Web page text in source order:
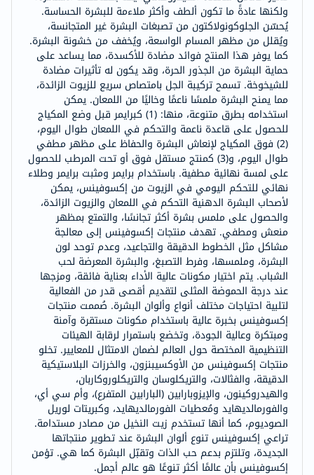
ولكنها عادةً ما تكون ألطف وأكثر ملاءمة للبشرة الحساسة.
يُحسّن الجلوكونولاكتون من تصبغات البشرة غير المتجانسة،
ويُقلل من مظهر المسام الواسعة، ويُخفف من خشونة البشرة.
كما يوفر هذا المنتج فوائد مضادة للأكسدة، مما يساعد على
حماية البشرة من الجذور الحرة، وقد يكون له تأثيرات مضادة
للشيخوخة. تسمح تركيبة الجل بامتصاص سريع للزيوت الزائدة،
مما يمنح البشرة ملمسًا ناعمًا وخاليًا من اللمعان. يمكن
استخدامه بطرق متنوعة، منها: (1) كبرايمر قبل وضع المكياج
للحصول على قاعدة ناعمة والتحكم في اللمعان طوال اليوم،
(2) فوق المكياج لإنعاش البشرة والحفاظ على مظهر مطفي
طوال اليوم، و(3) كمنتج مستقل فوق أو تحت المرطب للحصول
على لمسة نهائية مطفية. باستخدام برايمر ومثبت برايمر وطلاء
نهائي للتحكم اليومي في الزيوت من إكسوفينس، يمكن
لأصحاب البشرة الدهنية التحكم في اللمعان والزيوت الزائدة،
والحصول على ملمس بشرة أكثر تجانسًا، والتمتع بمظهر
منعش ومطفي. تهدف منتجات إكسوفينس إلى معالجة
مشاكل مثل الخطوط الدقيقة والتجاعيد، وعدم توحد لون
البشرة، وملمسها، وفرط التصبغ، والبشرة المعرضة لحب
الشباب. يتم اختيار مكونات عالية الأداء بعناية فائقة، ومزجها
عند درجة الحموضة المثلى لتقديم أقصى قدر من الفعالية
لتلبية احتياجات مختلف أنواع وألوان البشرة. صُممت منتجات
إكسوفينس بخبرة عالية باستخدام مكونات مستقرة وآمنة
ومبتكرة وعالية الجودة، وتخضع باستمرار لرقابة الهيئات
التنظيمية المختصة حول العالم لضمان الامتثال للمعايير. تخلو
منتجات إكسوفينس من الأوكسيبنزون، والخرزات البلاستيكية
الدقيقة، والفثالات، والتريكلوسان والتريكلوروكاربان،
والهيدروكينون، والإيزوبارابين (البارابين المتفرع)، وأم سي أي،
والفورمالديهايد ومُعطيات الفورمالديهايد، وكبريتات لوريل
الصوديوم، كما أنها تستخدم زيت النخيل من مصادر مستدامة.
تراعي إكسوفينس تنوع ألوان البشرة عند تطوير منتجاتها
الجديدة، وتلتزم بدعم حب الذات وتقبّل البشرة كما هي. تؤمن
إكسوفينس بأن عالمًا أكثر تنوعًا هو عالم أجمل.